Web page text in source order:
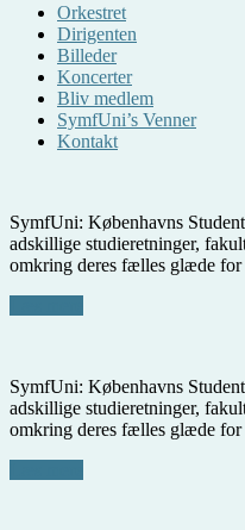
Orkestret
Dirigenten
Billeder
Koncerter
Bliv medlem
SymfUni’s Venner
Kontakt
SymfUni: Københavns
adskillige studieretninger,
omkring deres fælles glæde for
SymfUni: Københavns
adskillige studieretninger,
omkring deres fælles glæde for